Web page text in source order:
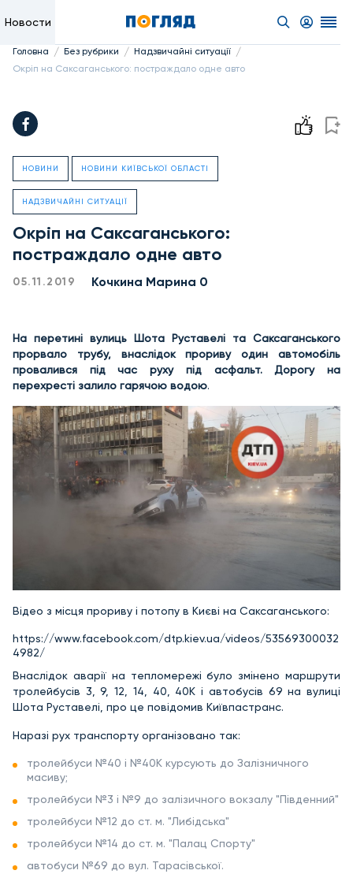
Новости
Головна / Без рубрики / Надзвичайні ситуації /
Окріп на Саксаганського: постраждало одне авто
НОВИНИ НОВИНИ КИЇВСЬКОЇ ОБЛАСТІ
НАДЗВИЧАЙНІ СИТУАЦІЇ
Окріп на Саксаганського:
постраждало одне авто
05.11.2019 Кочкина Марина 0
На перетині вулиць Шота Руставелі та Саксаганського
прорвало трубу, внаслідок прориву один автомобіль
провалився під час руху під асфальт. Дорогу на
перехресті залило гарячою водою.
Відео з місця прориву і потопу в Києві на Саксаганського:
https://www.facebook.com/dtp.kiev.ua/videos/53569300032
4982/
Внаслідок аварії на тепломережі було змінено маршрути
тролейбусів 3, 9, 12, 14, 40, 40К і автобусів 69 на вулиці
Шота Руставелі, про це повідомив Київпастранс.
Наразі рух транспорту організовано так:
тролейбуси №40 і №40К курсують до Залізничного
масиву;
тролейбуси №3 і №9 до залізичного вокзалу "Південний"
тролейбуси №12 до ст. м. "Либідська"
тролейбуси №14 до ст. м. "Палац Спорту"
автобуси №69 до вул. Тарасівської.